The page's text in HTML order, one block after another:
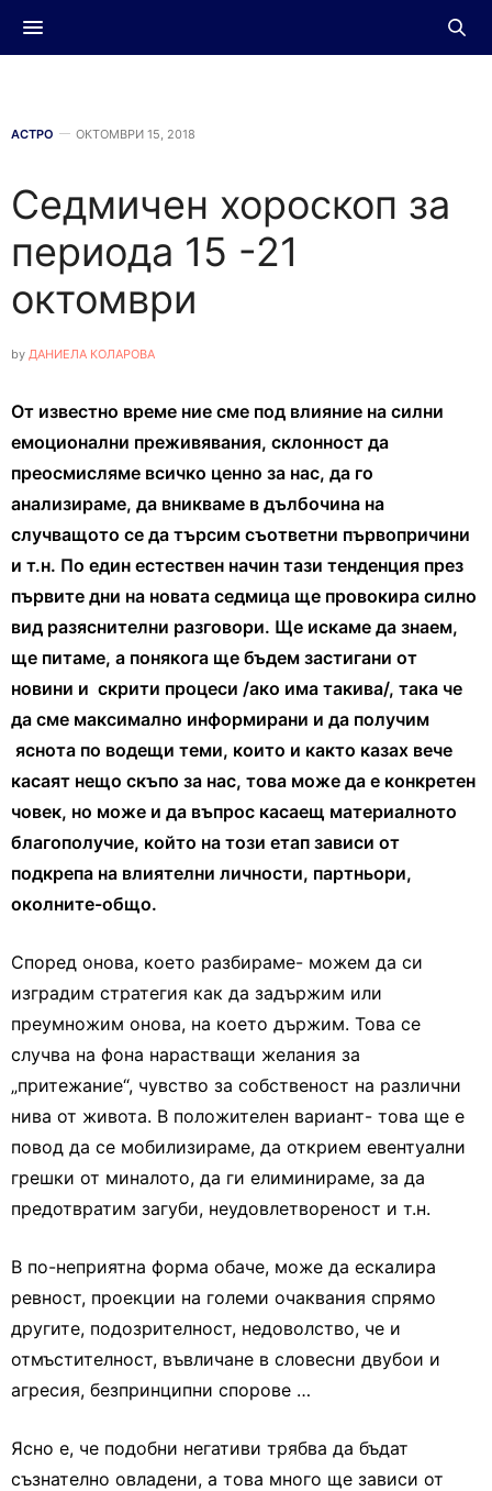
АСТРО ОКТОМВРИ 15, 2018
Седмичен хороскоп за
периода 15 -21
октомври
by ДАНИЕЛА КОЛАРОВА
От известно време ние сме под влияние на силни
емоционални преживявания, склонност да
преосмисляме всичко ценно за нас, да го
анализираме, да вникваме в дълбочина на
случващото се да търсим съответни първопричини
и т.н. По един естествен начин тази тенденция през
първите дни на новата седмица ще провокира силно
вид разяснителни разговори. Ще искаме да знаем,
ще питаме, а понякога ще бъдем застигани от
новини и скрити процеси /ако има такива/, така че
да сме максимално информирани и да получим
яснота по водещи теми, които и както казах вече
касаят нещо скъпо за нас, това може да е конкретен
човек, но може и да въпрос касаещ материалното
благополучие, който на този етап зависи от
подкрепа на влиятелни личности, партньори,
околните-общо.
Според онова, което разбираме- можем да си
изградим стратегия как да задържим или
преумножим онова, на което държим. Това се
случва на фона нарастващи желания за
„притежание“, чувство за собственост на различни
нива от живота. В положителен вариант- това ще е
повод да се мобилизираме, да открием евентуални
грешки от миналото, да ги елиминираме, за да
предотвратим загуби, неудовлетвореност и т.н.
В по-неприятна форма обаче, може да ескалира
ревност, проекции на големи очаквания спрямо
другите, подозрителност, недоволство, че и
отмъстителност, въвличане в словесни двубои и
агресия, безпринципни спорове …
Ясно е, че подобни негативи трябва да бъдат
съзнателно овладени, а това много ще зависи от